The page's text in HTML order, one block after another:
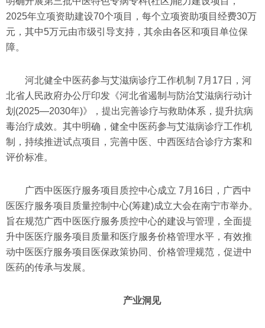
2025年立项资助建设70个项目，每个立项资助项目经费30万
元，其中5万元由市级引导支持，其余由各区和项目单位保
障。
河北健全中医药参与艾滋病诊疗工作机制 7月17日，河
北省人民政府办公厅印发《河北省遏制与防治艾滋病行动计
划(2025—2030年)》，提出完善诊疗与救助体系，提升抗病
毒治疗成效。其中明确，健全中医药参与艾滋病诊疗工作机
制，持续推进试点项目，完善中医、中西医结合诊疗方案和
评价标准。
广西中医医疗服务项目质控中心成立 7月16日，广西中
医医疗服务项目质量控制中心(筹建)成立大会在南宁市举办。
旨在规范广西中医医疗服务质控中心的建设与管理，全面提
升中医医疗服务项目质量和医疗服务价格管理水平，有效推
动中医医疗服务项目医保政策协同、价格管理规范，促进中
医药的传承与发展。
产业洞见